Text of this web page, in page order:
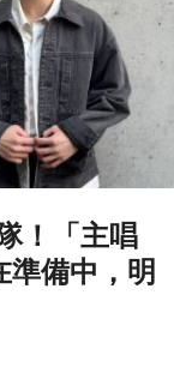
！「主唱
準備中，明